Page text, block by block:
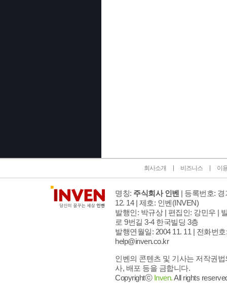
회사소개 비즈니스 이
명칭: 주식회사 인벤 | 등록번호:
12. 14 | 제호: 인벤(INVEN)
발행인: 박규상 | 편집인: 강민우 |
로 9번길 3-4 한국빌딩 3층
발행연월일: 2004 11. 11 | 전화번호
help@inven.co.kr
인벤의 콘텐츠 및 기사는 저작권
사, 배포 등을 금합니다.
Copyrightⓒ Inven.All rights